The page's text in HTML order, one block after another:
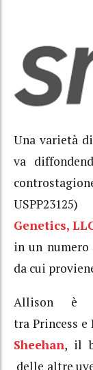
Una varietà
va
Genetics,
in un
da cui
Allison è
tra Princess e
Sheehan, il
delle altre